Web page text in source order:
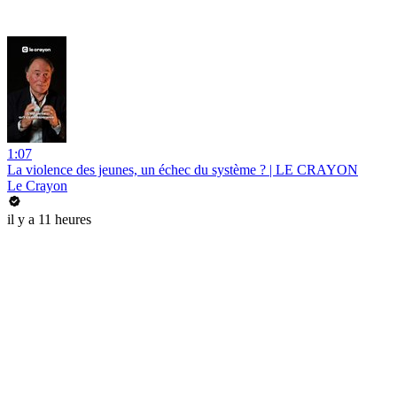
1:07
La violence des jeunes, un échec du système ? | LE CRAYON
Le Crayon
il y a 11 heures